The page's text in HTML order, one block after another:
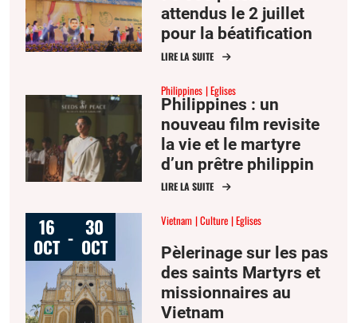
attendus le 2 juillet
pour la béatification
de François-Xavier
LIRE LA SUITE
Philippines Eglises
Philippines : un
nouveau film revisite
la vie et le martyre
d’un prêtre philippin
tué en l’an 2000 à
LIRE LA SUITE
16
OCT - 30
OCT
Vietnam Culture Eglises
Pèlerinage sur les pas
des saints Martyrs et
missionnaires au
Vietnam